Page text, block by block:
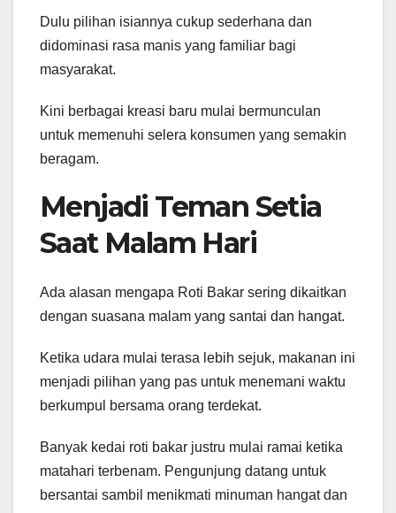
Dulu pilihan isiannya cukup sederhana dan
didominasi rasa manis yang familiar bagi
masyarakat.
Kini berbagai kreasi baru mulai bermunculan
untuk memenuhi selera konsumen yang semakin
beragam.
Menjadi Teman Setia
Saat Malam Hari
Ada alasan mengapa Roti Bakar sering dikaitkan
dengan suasana malam yang santai dan hangat.
Ketika udara mulai terasa lebih sejuk, makanan ini
menjadi pilihan yang pas untuk menemani waktu
berkumpul bersama orang terdekat.
Banyak kedai roti bakar justru mulai ramai ketika
matahari terbenam. Pengunjung datang untuk
bersantai sambil menikmati minuman hangat dan